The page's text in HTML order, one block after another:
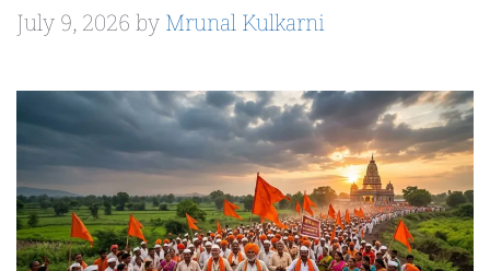
July 9, 2026byMrunal Kulkarni